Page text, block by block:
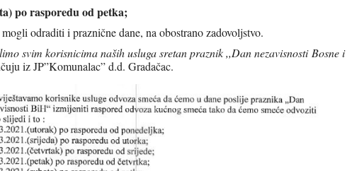
po rasporedu od petka;
odraditi i praznične dane, na obostrano zadovoljstvo.
svim korisnicima naših usluga sretan praznik ,,Dan nezavisnosti Bosne i
iz JP”Komunalac” d.d. Gradačac.